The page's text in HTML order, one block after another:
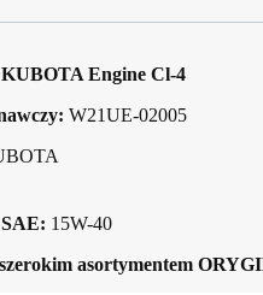
Engine Cl-4
W21UE-02005
15W-40
asortymentem